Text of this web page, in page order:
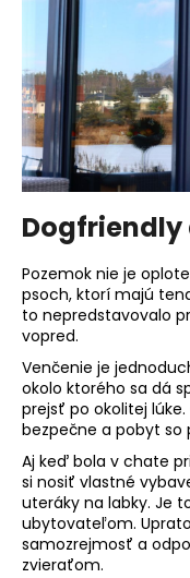
Pozemok nie je
psoch, ktorí majú
to nepredstavovalo
vopred.
Venčenie je
okolo ktorého sa dá
prejsť po okolitej
bezpečne a pobyt so
Aj keď bola v chate
si nosiť vlastné
uteráky na labky. Je
ubytovateľom.
samozrejmosť a
zvieraťom.